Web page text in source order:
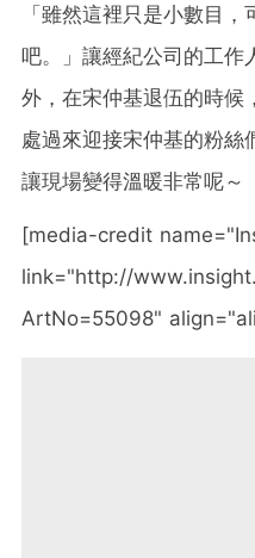
「雖然這裡只是小數目
吧。」讓經紀公司的工作
外，在宋仲基退伍的時候
處過來迎接宋仲基的粉絲
讓現場變得溫暖非常呢～
[media-credit
link="http://
ArtNo=55098"